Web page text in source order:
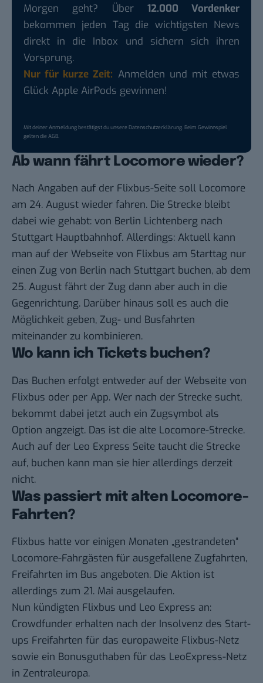
Morgen geht? Über 12.000 Vordenker
bekommen jeden Tag die wichtigsten News
direkt in die Inbox und sichern sich ihren
Vorsprung.
Nur für kurze Zeit: Anmelden und mit etwas
Glück Apple AirPods gewinnen!
Mit deiner Anmeldung bestätigst du unsere Datenschutzerklärung. Beim Gewinnspiel
gelten dieAGB.
Ab wann fährt Locomore wieder?
Nach Angaben auf der Flixbus-Seite soll Locomore
am 24. August wieder fahren. Die Strecke bleibt
dabei wie gehabt: von Berlin Lichtenberg nach
Stuttgart Hauptbahnhof. Allerdings: Aktuell kann
man auf der Webseite von Flixbus am Starttag nur
einen Zug von Berlin nach Stuttgart buchen, ab dem
25. August fährt der Zug dann aber auch in die
Gegenrichtung. Darüber hinaus soll es auch die
Möglichkeit geben, Zug- und Busfahrten
miteinander zu kombinieren.
Wo kann ich Tickets buchen?
Das Buchen erfolgt entweder auf der Webseite von
Flixbus oder per App. Wer nach der Strecke sucht,
bekommt dabei jetzt auch ein Zugsymbol als
Option angzeigt. Das ist die alte Locomore-Strecke.
Auch auf der Leo Express Seite taucht die Strecke
auf, buchen kann man sie hier allerdings derzeit
nicht.
Was passiert mit alten Locomore-
Fahrten?
Flixbus hatte vor einigen Monaten „gestrandeten“
Locomore-Fahrgästen für ausgefallene Zugfahrten,
Freifahrten im Bus angeboten. Die Aktion ist
allerdings zum 21. Mai ausgelaufen.
Nun kündigten Flixbus und Leo Express an:
Crowdfunder erhalten nach der Insolvenz des Start-
ups Freifahrten für das europaweite Flixbus-Netz
sowie ein Bonusguthaben für das LeoExpress-Netz
in Zentraleuropa.